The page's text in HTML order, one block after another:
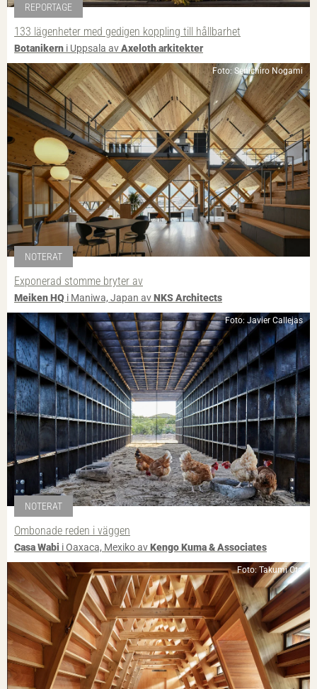
REPORTAGE
133 lägenheter med gedigen koppling till hållbarhet
Botanikern i Uppsala avAxeloth arkitekter
Foto: Senichiro Nogami
NOTERAT
Exponerad stomme bryter av
Meiken HQ i Maniwa, Japan avNKS Architects
Foto: Javier Callejas
NOTERAT
Ombonade reden i väggen
Casa Wabi i Oaxaca, Mexiko avKengo Kuma & Associates
Foto: Takumi Ota